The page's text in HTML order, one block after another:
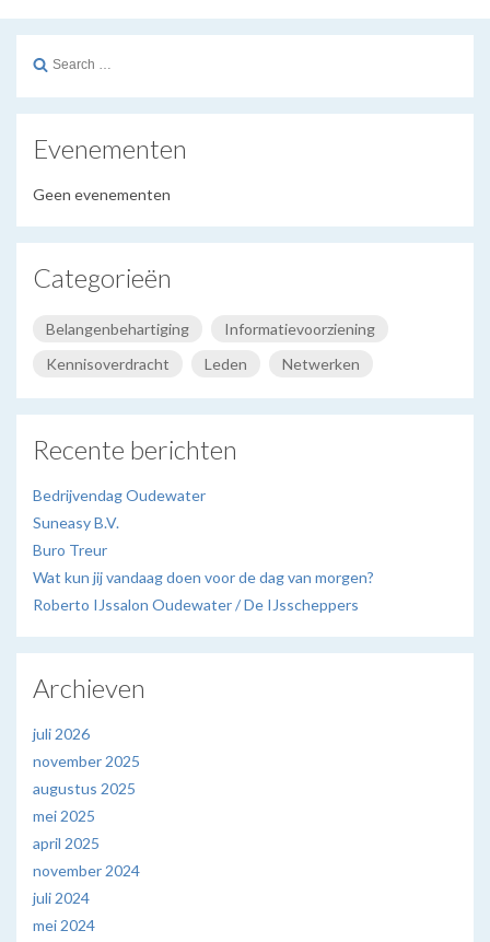
Search
Evenementen
Geen evenementen
Categorieën
Belangenbehartiging
Informatievoorziening
Kennisoverdracht
Leden Netwerken
Recente berichten
Bedrijvendag Oudewater
Suneasy B.V.
Buro Treur
Wat kun jij vandaag doen voor de dag van morgen?
Roberto IJssalon Oudewater / De IJsscheppers
Archieven
juli 2026
november 2025
augustus 2025
mei 2025
april 2025
november 2024
juli 2024
mei 2024